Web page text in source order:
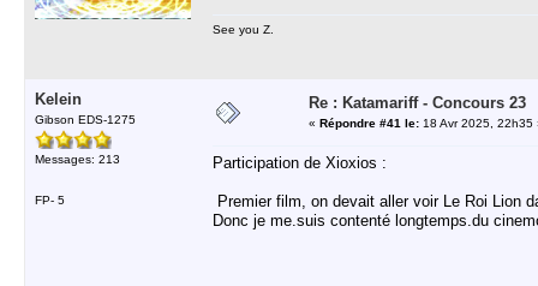
See you Z.
Kelein
Gibson EDS-1275
Messages: 213
FP- 5
Re : Katamariff - Concours 23
« Répondre #41 le: 18 Avr 2025, 22h35
Participation de Xioxios :
Premier film, on devait aller voir Le Roi Lion
Donc je me.suis contenté longtemps.du